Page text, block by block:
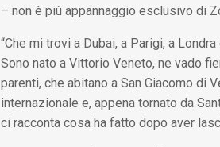
– non è più appannaggio esclusivo di
“Che mi trovi a Dubai, a Parigi, a
Sono nato a Vittorio Veneto, ne vado
parenti, che abitano a San Giacomo di
internazionale e, appena tornato da
ci racconta cosa ha fatto dopo aver